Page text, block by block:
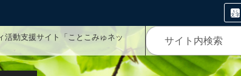
活動支援サイト「ことこみゅネッ